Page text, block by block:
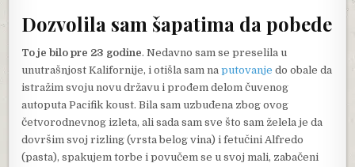
Dozvolila sam šapatima da pobede
To je bilo pre 23 godine. Nedavno sam se preselila u
unutrašnjost Kalifornije, i otišla sam naputovanje do obale da
istražim svoju novu državu i prođem delom čuvenog
autoputa Pacifik koust. Bila sam uzbuđena zbog ovog
četvorodnevnog izleta, ali sada sam sve što sam želela je da
dovršim svoj rizling (vrsta belog vina) i fetučini Alfredo
(pasta), spakujem torbe i povučem se u svoj mali, zabačeni